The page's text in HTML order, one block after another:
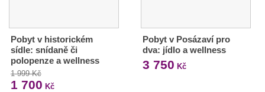
Pobyt v historickém
sídle: snídaně či
polopenze a wellness
1 999 Kč
1 700 Kč
Pobyt v Posázaví pro
dva: jídlo a wellness
3 750 Kč